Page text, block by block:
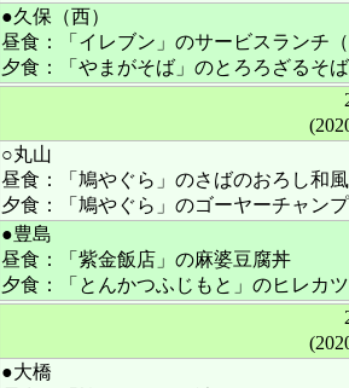
●久保（西）
昼食：「イレブン」のサービスランチ
夕食：「やまがそば」のとろろざるそば
○丸山
昼食：「鳩やぐら」のさばのおろし和
夕食：「鳩やぐら」のゴーヤーチャン
●豊島
昼食：「紫金飯店」の麻婆豆腐丼
夕食：「とんかつふじもと」のヒレカ
●大橋